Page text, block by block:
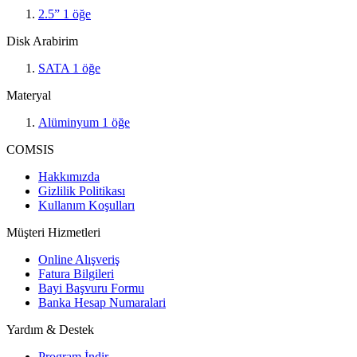
2.5” 1 öğe
Disk Arabirim
SATA 1 öğe
Materyal
Alüminyum 1 öğe
COMSIS
Hakkımızda
Gizlilik Politikası
Kullanım Koşulları
Müşteri Hizmetleri
Online Alışveriş
Fatura Bilgileri
Bayi Başvuru Formu
Banka Hesap Numaralari
Yardım & Destek